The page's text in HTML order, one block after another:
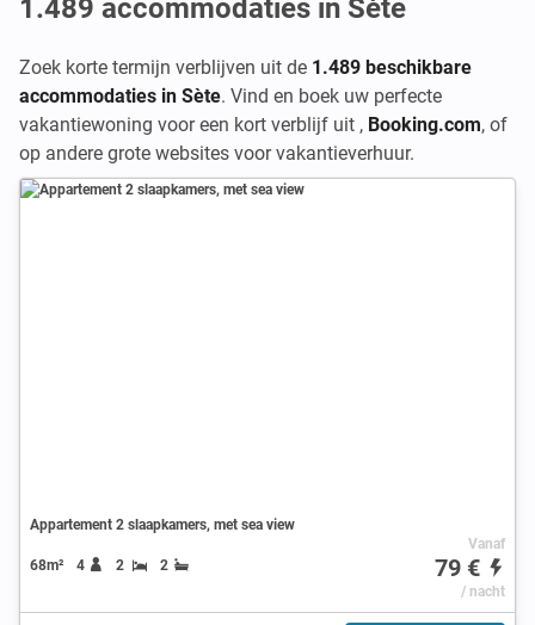
1.489 accommodaties in Sète
Zoek korte termijn verblijven uit de 1.489 beschikbare
accommodaties in Sète. Vind en boek uw perfecte
vakantiewoning voor een kort verblijf uit , Booking.com, of
op andere grote websites voor vakantieverhuur.
Appartement 2 slaapkamers, met sea view
68m² 4 2 2
Vanaf
79 €
/ nacht